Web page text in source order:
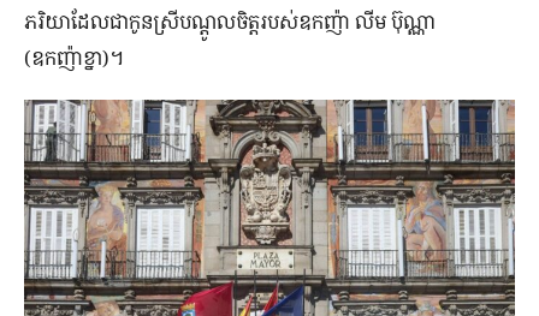
ភរិយា​ដែល​ជា​កូន​ស្រី​បណ្ដូល​ចិត្ត​របស់​ឧកញ៉ា លីម ប៊ុណ្ណា
(ឧកញ៉ាខ្នា)។